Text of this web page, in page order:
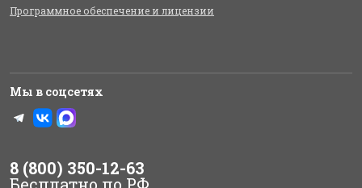
Программное обеспечение и лицензии
Мы в соцсетях
8 (800) 350-12-63
Бесплатно по РФ